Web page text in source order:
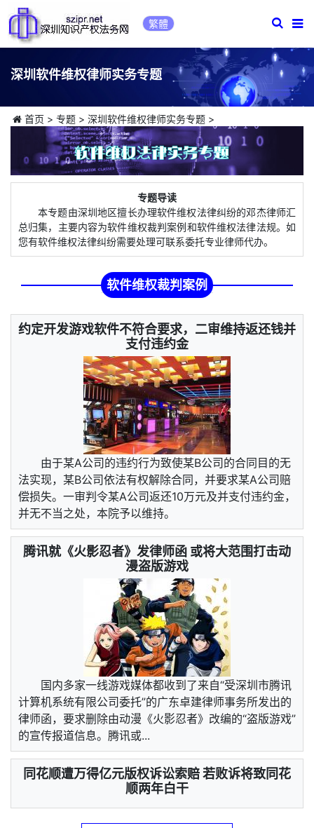
繁體
深圳软件维权律师实务专题
首页 > 专题> 深圳软件维权律师实务专题>
专题导读
本专题由深圳地区擅长办理软件维权法律纠纷的邓杰律师汇
总归集，主要内容为软件维权裁判案例和软件维权法律法规。如
您有软件维权法律纠纷需要处理可联系委托专业律师代办。
软件维权裁判案例
约定开发游戏软件不符合要求，二审维持返还钱并
支付违约金
由于某A公司的违约行为致使某B公司的合同目的无
法实现，某B公司依法有权解除合同，并要求某A公司赔
偿损失。一审判令某A公司返还10万元及并支付违约金，
并无不当之处，本院予以维持。
腾讯就《火影忍者》发律师函 或将大范围打击动
漫盗版游戏
国内多家一线游戏媒体都收到了来自“受深圳市腾讯
计算机系统有限公司委托”的广东卓建律师事务所发出的
律师函，要求删除由动漫《火影忍者》改编的“盗版游戏”
的宣传报道信息。腾讯或...
同花顺遭万得亿元版权诉讼索赔 若败诉将致同花
顺两年白干